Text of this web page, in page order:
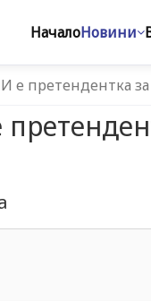
НачалоНовини
И е претендентка